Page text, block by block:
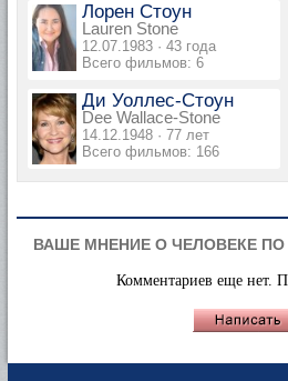
Лорен Стоун
Lauren Stone
12.07.1983 · 43 года
Всего фильмов: 6
Ди Уоллес-Стоун
Dee Wallace-Stone
14.12.1948 · 77 лет
Всего фильмов: 166
ВАШЕ МНЕНИЕ О ЧЕЛОВЕКЕ
Комментариев еще нет.